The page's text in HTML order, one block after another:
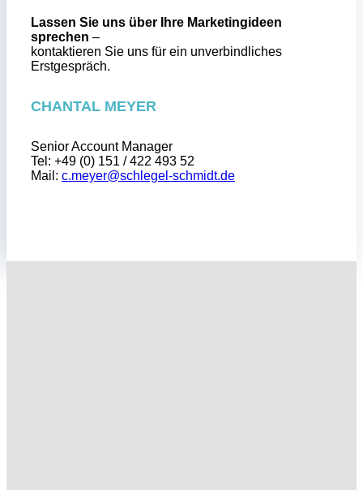
Lassen Sie uns über Ihre Marketingideen
sprechen –
kontaktieren Sie uns für ein unverbindliches
Erstgespräch.
CHANTAL MEYER
Senior Account Manager
Tel: +49 (0) 151 / 422 493 52
Mail: c.meyer@schlegel-schmidt.de